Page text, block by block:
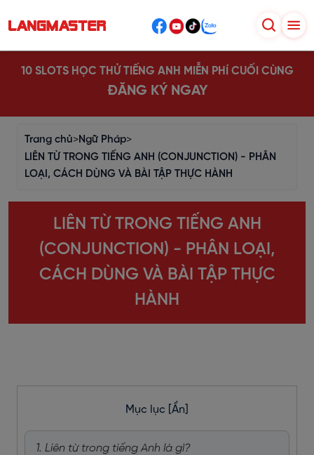
10 SLOTS HỌC THỬ TIẾNG ANH MIỄN PHÍ CUỐI CÙNG
ĐĂNG KÝ NGAY
Trang chủ>Ngữ Pháp>
LIÊN TỪ TRONG TIẾNG ANH (CONJUNCTION) - PHÂN
LOẠI, CÁCH DÙNG VÀ BÀI TẬP THỰC HÀNH
LIÊN TỪ TRONG TIẾNG ANH
(CONJUNCTION) - PHÂN LOẠI,
CÁCH DÙNG VÀ BÀI TẬP THỰC
HÀNH
Mục lục [Ẩn]
1. Liên từ trong tiếng Anh là gì?